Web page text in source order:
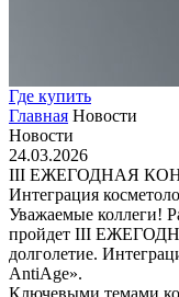
Где купить
Главная Новости
Новости
24.03.2026
III ЕЖЕГОДНАЯ
Интеграция
Уважаемые коллеги!
пройдет III
долголетие.
AntiAge».
Ключевыми темами